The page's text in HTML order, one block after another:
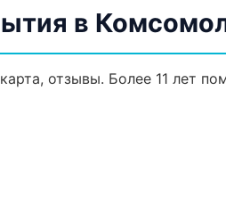
в
отзывы. Более 11 лет